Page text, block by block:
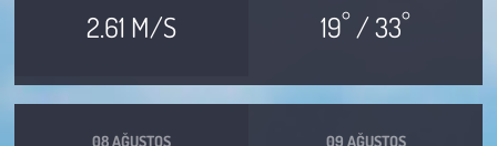
2.61 M/S 19° / 33°
08 AĞUSTOS 09 AĞUSTOS
Son Dakika
Kent